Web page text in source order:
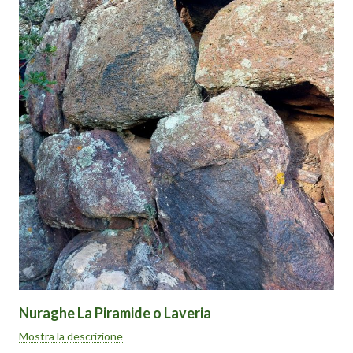
Nuraghe La Piramide o Laveria
Il nuraghe Laveria è un monotorre ubicato sulla sommità di una
piccola collina posta a ridosso della recinzione della Laveria; la
Mostra la descrizione